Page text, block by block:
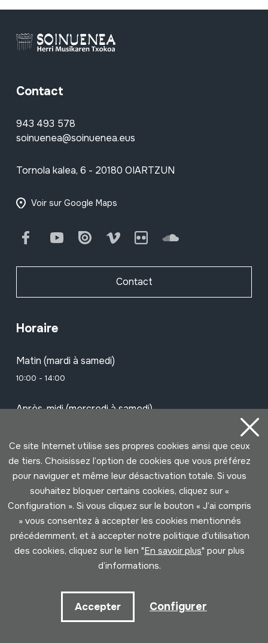
Contact
943 493 578
soinuenea@soinuenea.eus
Tornola kalea, 6 - 20180 OIARTZUN
Voir sur Google Maps
FacebookYoutube Issuu Vimeo Flickr SoundCloud
Contact
Horaire
Matin (mardi à samedi)
10:00 - 14:00
Après-midi (mercredi à samedi)
Abonnez-vous à notre newsletter pour
être informé de toutes les événements
Nom
Politique de
Ce site Internet utilise ses propres cookies ainsi que ceux
de tiers. Choisissez l’option de cookies que vous préférez
pour naviguer et même leur désactivation totale. Si vous
souhaitez bloquer certains cookies, cliquez sur «
Configuration ». Si vous cliquez sur le bouton « J’ai compris
» vous consentez à accepter les cookies mentionnés
précédemment, et à accepter notre politique d’utilisation
des cookies, cliquez sur le lien "En savoir plus" pour plus
d’informations.
Accepter Configurer